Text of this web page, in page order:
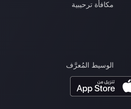
مكافأة ترحيبية
الوسيط المُعرَّف